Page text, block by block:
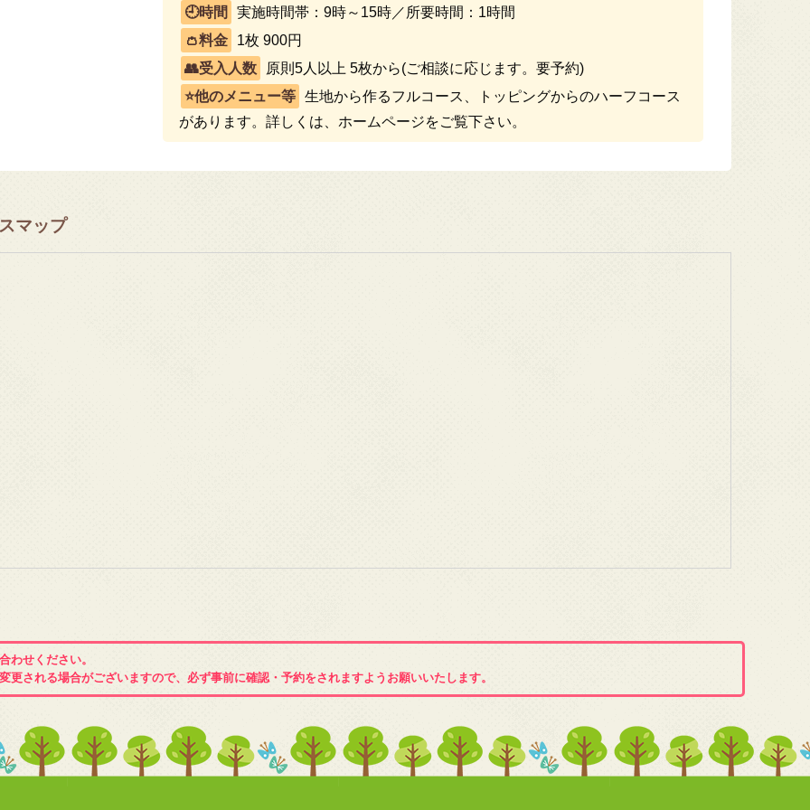
実施時間帯：9時～15時／所要時間：1時間
1枚 900円
原則5人以上 5枚から(ご相談に応じます。要予約)
生地から作るフルコース、トッピングからのハーフコース
があります。詳しくは、ホームページをご覧下さい。
マップ
わせください。
される場合がございますので、必ず事前に確認・予約をされますようお願いいたします。